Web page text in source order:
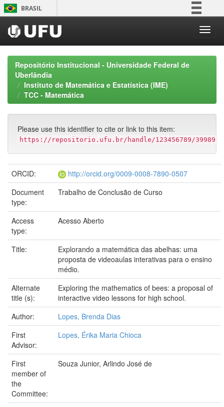
Skip
navigation
BRASIL
Participe
Acesso à informação
Legislação
Repositório Institucional - Universidade Federal de
Uberlândia
Instituto de Matemática e Estatística (IME)
TCC - Matemática
Please use this identifier to cite or link to this item:
https://repositorio.ufu.br/handle/123456789/39989
ORCID:
http://orcid.org/0009-0008-7890-0507
Document
type:
Trabalho de Conclusão de Curso
Access
type:
Acesso Aberto
Title:
Explorando a matemática das abelhas: uma
proposta de videoaulas interativas para o ensino
médio.
Alternate
title (s):
Exploring the mathematics of bees: a proposal of
interactive video lessons for high school.
Author:
Lopes, Brenda Dias
First
Advisor:
Lopes, Érika Maria Chioca
First
member of
the
Committee:
Souza Junior, Arlindo José de